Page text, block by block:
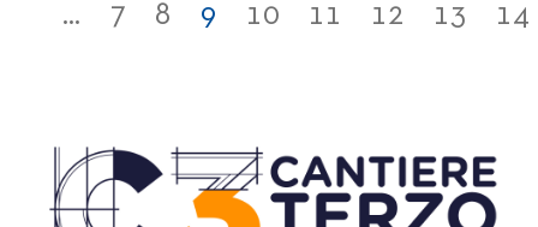
... 7 8 9 10 11 12 13 14